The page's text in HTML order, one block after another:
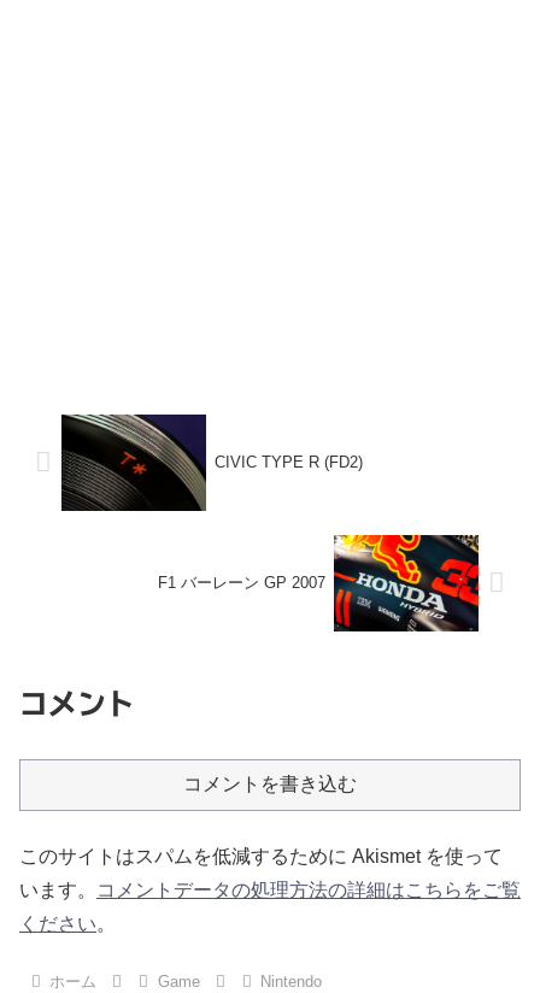
CIVIC TYPE R (FD2)
F1 バーレーン GP 2007
コメント
コメントを書き込む
このサイトはスパムを低減するために Akismet を使って
います。
コメントデータの処理方法の詳細はこちらをご覧
ください。
ホーム Game Nintendo